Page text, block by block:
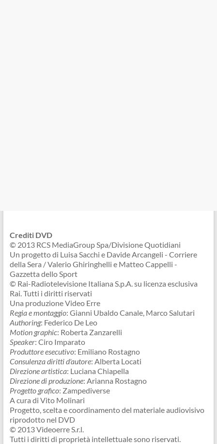
Crediti DVD
© 2013 RCS MediaGroup Spa/Divisione Quotidiani
Un progetto di Luisa Sacchi e Davide Arcangeli - Corriere
della Sera / Valerio Ghiringhelli e Matteo Cappelli -
Gazzetta dello Sport
© Rai-Radiotelevisione Italiana S.p.A. su licenza esclusiva
Rai. Tutti i diritti riservati
Una produzione Video Erre
Regia e montaggio: Gianni Ubaldo Canale, Marco Salutari
Authoring: Federico De Leo
Motion graphic: Roberta Zanzarelli
Speaker: Ciro Imparato
Produttore esecutivo: Emiliano Rostagno
Consulenza diritti d'autore: Alberta Locati
Direzione artistica: Luciana Chiapella
Direzione di produzione: Arianna Rostagno
Progetto grafico: Zampediverse
A cura di Vito Molinari
Progetto, scelta e coordinamento del materiale audiovisivo
riprodotto nel DVD
© 2013 Videoerre S.r.l.
Tutti i diritti di proprietà intellettuale sono riservati.